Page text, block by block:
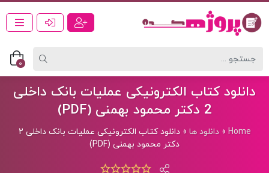
0
دانلود کتاب الکترونیکی عملیات بانک داخلی
2 دکتر محمود بهمنی (PDF)
Home
»دانلود ها »
دانلود کتاب الکترونیکی عملیات بانک داخلی 2
دکتر محمود بهمنی (PDF)